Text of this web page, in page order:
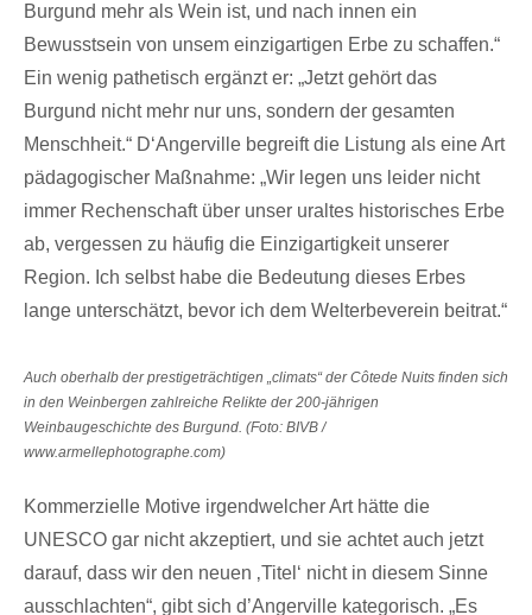
Burgund mehr als Wein ist, und nach innen ein
Bewusstsein von unsem einzigartigen Erbe zu schaffen.“
Ein wenig pathetisch ergänzt er: „Jetzt gehört das
Burgund nicht mehr nur uns, sondern der gesamten
Menschheit.“ D‘Angerville begreift die Listung als eine Art
pädagogischer Maßnahme: „Wir legen uns leider nicht
immer Rechenschaft über unser uraltes historisches Erbe
ab, vergessen zu häufig die Einzigartigkeit unserer
Region. Ich selbst habe die Bedeutung dieses Erbes
lange unterschätzt, bevor ich dem Welterbeverein beitrat.“
Auch oberhalb der prestigeträchtigen „climats“ der Côtede Nuits finden sich
in den Weinbergen zahlreiche Relikte der 200-jährigen
Weinbaugeschichte des Burgund. (Foto: BIVB /
www.armellephotographe.com)
Kommerzielle Motive irgendwelcher Art hätte die
UNESCO gar nicht akzeptiert, und sie achtet auch jetzt
darauf, dass wir den neuen ‚Titel‘ nicht in diesem Sinne
ausschlachten“, gibt sich d’Angerville kategorisch. „Es